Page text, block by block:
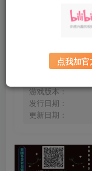
百度
游戏大小：
游戏版本：
发行日期：
更新日期：
点我加